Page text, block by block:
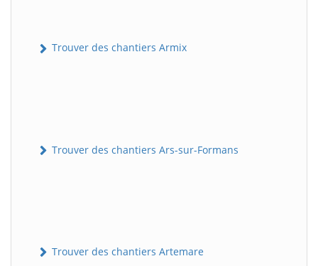
Trouver des chantiers Armix
Trouver des chantiers Ars-sur-Formans
Trouver des chantiers Artemare